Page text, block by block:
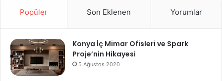
Popüler Son Eklenen Yorumlar
Konya İç Mimar Ofisleri ve Spark
Proje’nin Hikayesi
5 Ağustos 2020